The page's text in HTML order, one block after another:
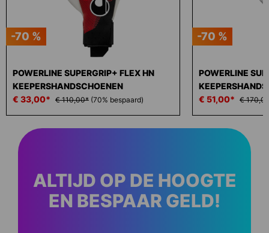
-70 %
POWERLINE SUPERGRIP+ FLEX HN
KEEPERSHANDSCHOENEN
€ 33,00* € 110,00* (70% bespaard)
-70 %
POWERLINE
€ 51,00* €
ALTIJD OP DE HOOGTE
EN BESPAAR GELD!